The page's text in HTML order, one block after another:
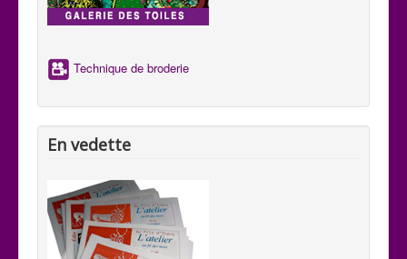
Technique de broderie
En vedette